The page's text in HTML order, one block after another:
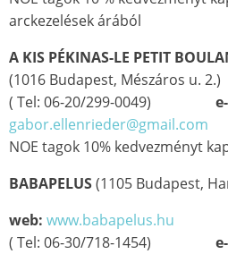
arckezelések árából
A KIS PÉKINAS-LE PETIT
(1016 Budapest, Mészáros u. 2.)
( Tel: 06-20/299-0049)
gabor.ellenrieder@gmail.com
NOE tagok 10% kedvezményt
BABAPELUS(1105 Budapest,
web: www.babapelus.hu
( Tel: 06-30/718-1454)